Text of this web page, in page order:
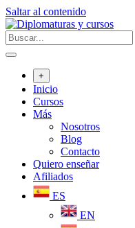
Saltar al contenido
+
Inicio
Cursos
Más
Nosotros
Blog
Contacto
Quiero enseñar
Afiliados
ES
EN